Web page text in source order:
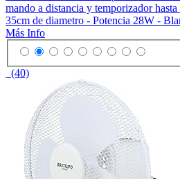
mando a distancia y temporizador
35cm de diametro - Potencia 28W -
Más Info
(40)